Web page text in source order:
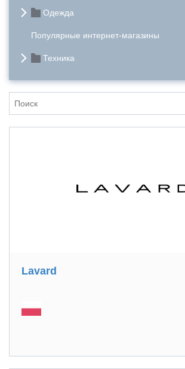
Одежда
Популярные интернет-магазины
Техника
Lavard